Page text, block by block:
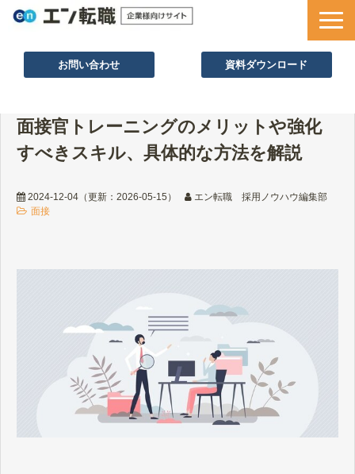
お問い合わせ 資料ダウンロード
採用ノウハウ
採用事例
セミナー情報
面接官トレーニングのメリットや強化
すべきスキル、具体的な方法を解説
2024-12-04 （更新： 2026-05-15 ）
エン転職 採用ノウハウ編集部
面接